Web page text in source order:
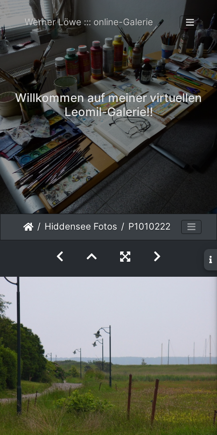
Werner Löwe ::: online-Galerie
Willkommen auf meiner virtuellen
Leomil-Galerie!!
Hiddensee Fotos P1010222